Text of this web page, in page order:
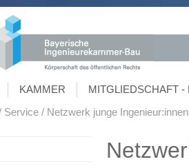
KAMMER MITGLIEDSCHAFT -
Service Netzwerk junge Ingenieur:innen